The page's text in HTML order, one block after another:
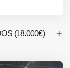
(18.000€)